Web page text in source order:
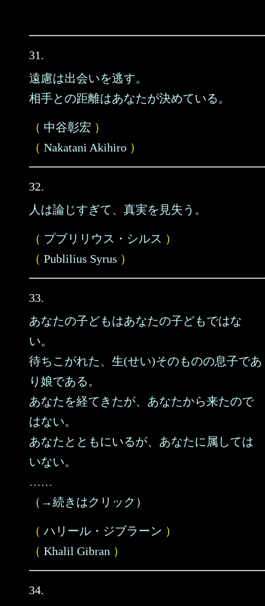
31.
遠慮は出会いを逃す。
相手との距離はあなたが決めている。
（ 中谷彰宏 ）
（ Nakatani Akihiro ）
32.
人は論じすぎて、真実を見失う。
（ プブリリウス・シルス ）
（ Publilius Syrus ）
33.
あなたの子どもはあなたの子どもではな
い。
待ちこがれた、生(せい)そのものの息子であ
り娘である。
あなたを経てきたが、あなたから来たので
はない。
あなたとともにいるが、あなたに属しては
いない。
……
（→続きはクリック）
（ ハリール・ジブラーン ）
（ Khalil Gibran ）
34.